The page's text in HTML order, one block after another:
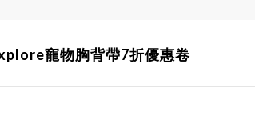
寵物胸背帶7折優惠卷